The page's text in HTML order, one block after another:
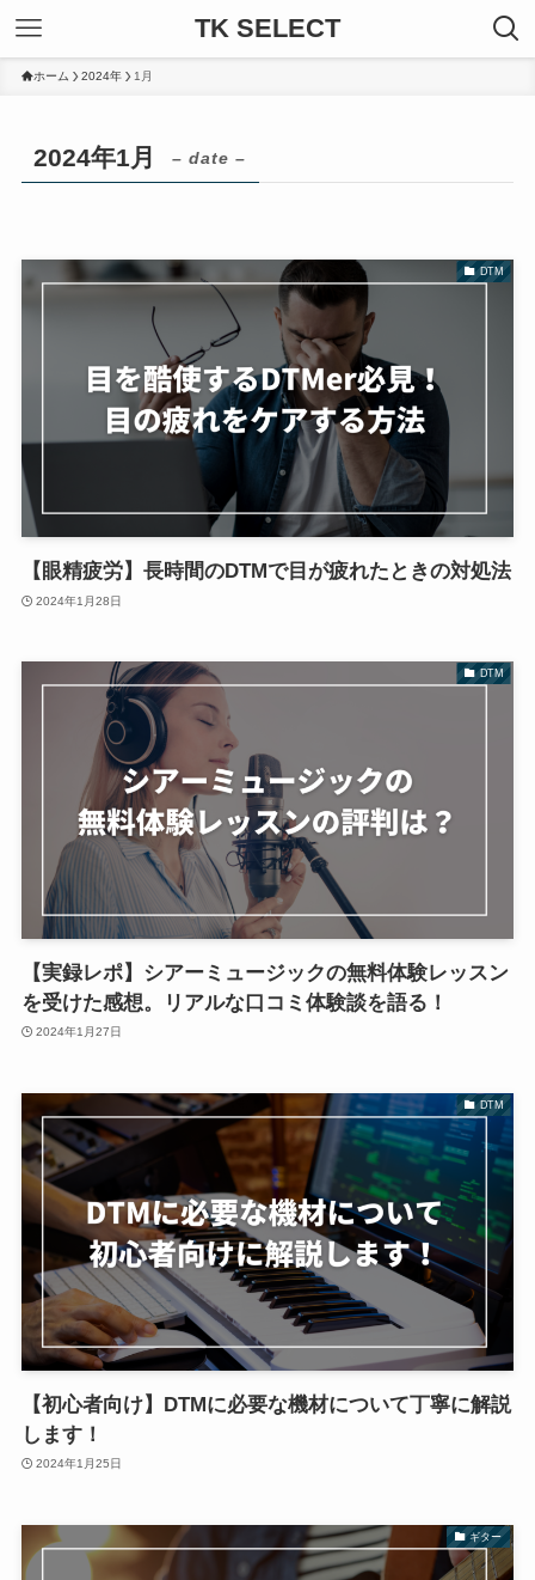
TK SELECT
ホーム 2024年 1月
2024年1月 – date –
DTM
【眼精疲労】長時間のDTMで目が疲れたときの対処法
2024年1月28日
DTM
【実録レポ】シアーミュージックの無料体験レッスン
を受けた感想。リアルな口コミ体験談を語る！
2024年1月27日
DTM
【初心者向け】DTMに必要な機材について丁寧に解説
します！
2024年1月25日
ギター